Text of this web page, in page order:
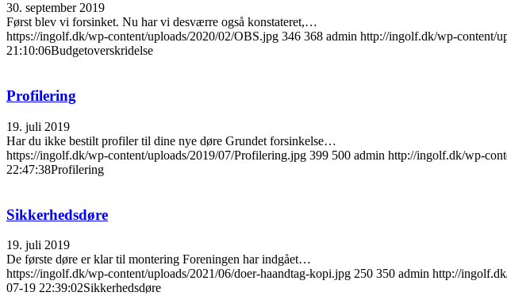
30. september 2019
Først blev vi forsinket. Nu har vi desværre også konstateret,…
https://ingolf.dk/wp-content/uploads/2020/02/OBS.jpg 346 368 admin http://ingolf.dk/wp-content/
21:10:06Budgetoverskridelse
Profilering
19. juli 2019
Har du ikke bestilt profiler til dine nye døre Grundet forsinkelse…
https://ingolf.dk/wp-content/uploads/2019/07/Profilering.jpg 399 500 admin http://ingolf.dk/wp-
22:47:38Profilering
Sikkerhedsdøre
19. juli 2019
De første døre er klar til montering Foreningen har indgået…
https://ingolf.dk/wp-content/uploads/2021/06/doer-haandtag-kopi.jpg 250 350 admin http://
07-19 22:39:02Sikkerhedsdøre